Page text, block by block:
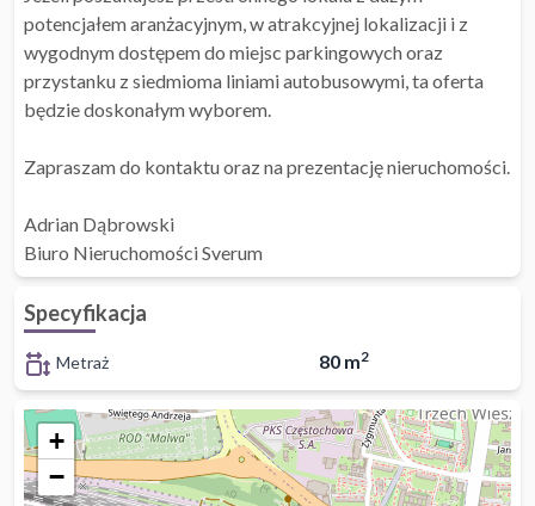
potencjałem aranżacyjnym, w atrakcyjnej lokalizacji i z
wygodnym dostępem do miejsc parkingowych oraz
przystanku z siedmioma liniami autobusowymi, ta oferta
będzie doskonałym wyborem.
Zapraszam do kontaktu oraz na prezentację nieruchomości.
Adrian Dąbrowski
Biuro Nieruchomości Sverum
Specyfikacja
Metraż 80 m2
+
−